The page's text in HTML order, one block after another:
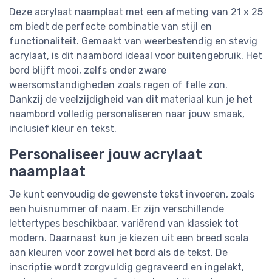
Deze acrylaat naamplaat met een afmeting van 21 x 25
cm biedt de perfecte combinatie van stijl en
functionaliteit. Gemaakt van weerbestendig en stevig
acrylaat, is dit naambord ideaal voor buitengebruik. Het
bord blijft mooi, zelfs onder zware
weersomstandigheden zoals regen of felle zon.
Dankzij de veelzijdigheid van dit materiaal kun je het
naambord volledig personaliseren naar jouw smaak,
inclusief kleur en tekst.
Personaliseer jouw acrylaat
naamplaat
Je kunt eenvoudig de gewenste tekst invoeren, zoals
een huisnummer of naam. Er zijn verschillende
lettertypes beschikbaar, variërend van klassiek tot
modern. Daarnaast kun je kiezen uit een breed scala
aan kleuren voor zowel het bord als de tekst. De
inscriptie wordt zorgvuldig gegraveerd en ingelakt,